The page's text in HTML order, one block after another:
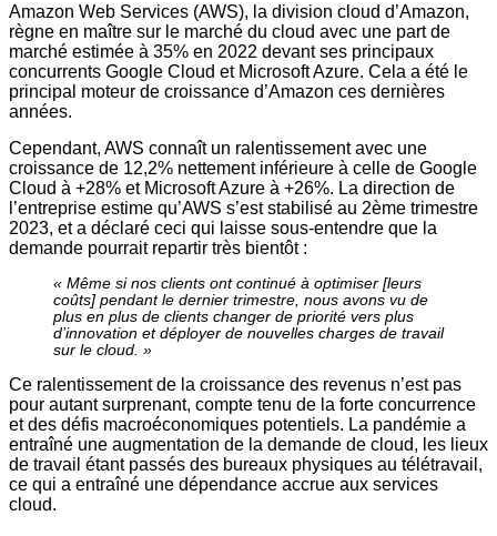
Amazon Web Services (AWS), la division cloud d’Amazon,
règne en maître sur le marché du cloud avec une part de
marché estimée à 35% en 2022 devant ses principaux
concurrents Google Cloud et Microsoft Azure. Cela a été le
principal moteur de croissance d’Amazon ces dernières
années.
Cependant, AWS connaît un ralentissement avec une
croissance de 12,2% nettement inférieure à celle de Google
Cloud à +28% et Microsoft Azure à +26%. La direction de
l’entreprise estime qu’AWS s’est stabilisé au 2ème trimestre
2023, et a déclaré ceci qui laisse sous-entendre que la
demande pourrait repartir très bientôt :
« Même si nos clients ont continué à optimiser [leurs
coûts] pendant le dernier trimestre, nous avons vu de
plus en plus de clients changer de priorité vers plus
d’innovation et déployer de nouvelles charges de travail
sur le cloud. »
Ce ralentissement de la croissance des revenus n’est pas
pour autant surprenant, compte tenu de la forte concurrence
et des défis macroéconomiques potentiels. La pandémie a
entraîné une augmentation de la demande de cloud, les lieux
de travail étant passés des bureaux physiques au télétravail,
ce qui a entraîné une dépendance accrue aux services
cloud.